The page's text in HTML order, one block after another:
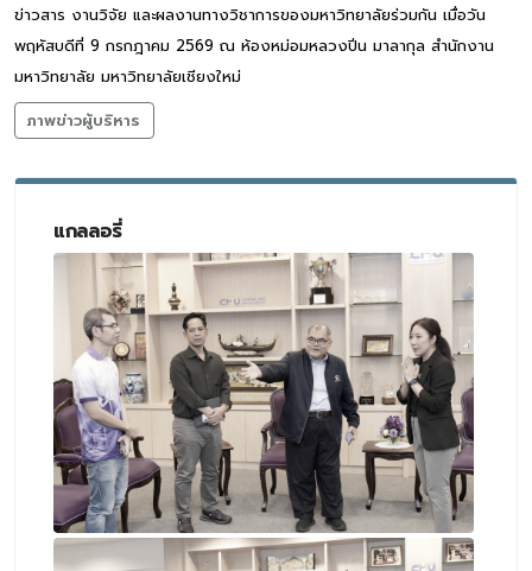
ข่าวสาร งานวิจัย และผลงานทางวิชาการของมหาวิทยาลัยร่วมกัน เมื่อวัน
พฤหัสบดีที่ 9 กรกฎาคม 2569 ณ ห้องหม่อมหลวงปิ่น มาลากุล สำนักงาน
มหาวิทยาลัย มหาวิทยาลัยเชียงใหม่
ภาพข่าวผู้บริหาร
แกลลอรี่